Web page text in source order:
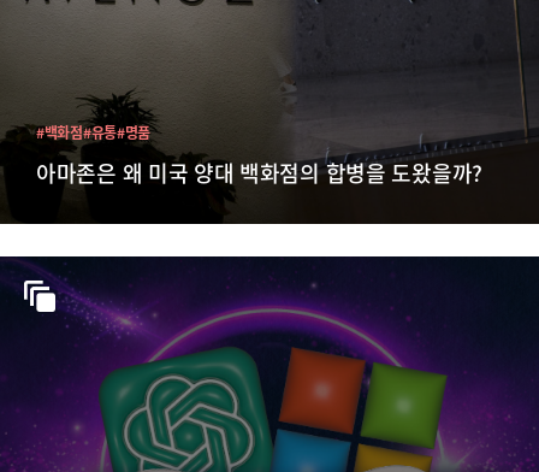
아마존은 왜 미국 양대 백화점의 합병을 도왔을까?
#백화점#유통#명품